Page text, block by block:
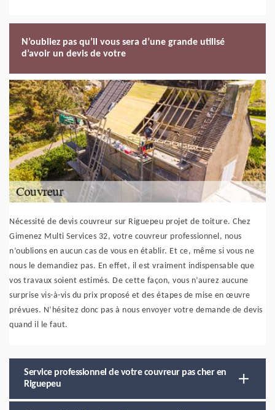
N’oubliez pas qu’il vous sera d’une grande utilisé
d’avoir un devis de votre
Nécessité de devis couvreur sur Riguepeu projet de toiture. Chez
Gimenez Multi Services 32, votre couvreur professionnel, nous
n’oublions en aucun cas de vous en établir. Et ce, même si vous ne
nous le demandiez pas. En effet, il est vraiment indispensable que
vos travaux soient estimés. De cette façon, vous n’aurez aucune
surprise vis-à-vis du prix proposé et des étapes de mise en œuvre
prévues. N’hésitez donc pas à nous envoyer votre demande de devis
quand il le faut.
Service professionnel de votre couvreur pas cher en
Riguepeu